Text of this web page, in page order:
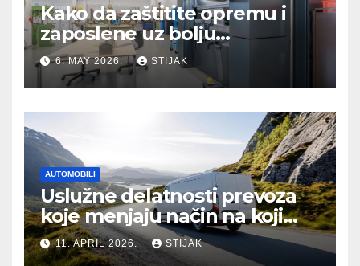
Kako da zaštitite opremu i
zaposlene uz bolju
organizaciju sistema
6. MAY 2026. STIJAK
AUTOMOBILI
Uslužne delatnosti prevoza
koje menjaju način na koji
putujemo
11. APRIL 2026. STIJAK